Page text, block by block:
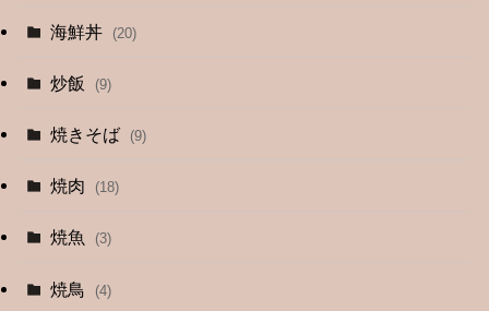
(13)
(4)
海鮮丼 (20)
炒飯 (9)
焼きそば (9)
焼肉 (18)
焼魚 (3)
焼鳥 (4)